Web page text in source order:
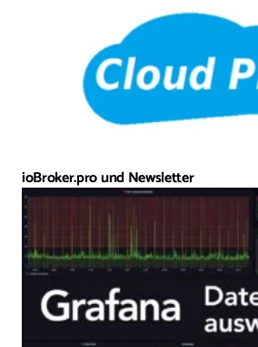
ioBroker.pro und Newsletter